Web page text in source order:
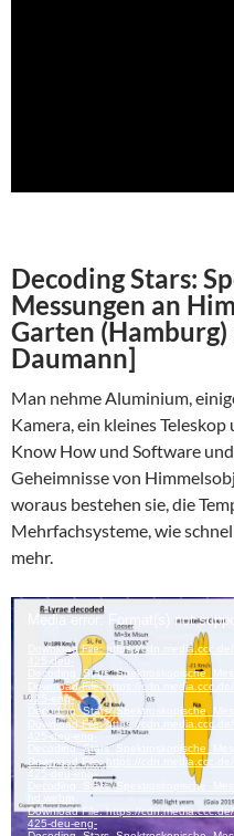
Decoding Stars:
Messungen an
Garten
Daumann]
Man nehme Aluminium,
Kamera, ein kleines
Know How und Software
Geheimnisse von
woraus bestehen sie, die
Mehrfachsysteme, wie
mehr.